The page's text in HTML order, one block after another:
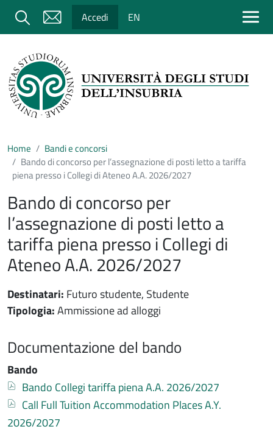
Salta al contenuto principale
Cerca Accedi EN
Home
Bandi e concorsi
Bando di concorso per l’assegnazione di posti letto a tariffa
piena presso i Collegi di Ateneo A.A. 2026/2027
Bando di concorso per
l’assegnazione di posti letto a
tariffa piena presso i Collegi di
Ateneo A.A. 2026/2027
Destinatari: Futuro studente, Studente
Tipologia:Ammissione ad alloggi
Documentazione del bando
Bando
Documento
Bando Collegi tariffa piena A.A. 2026/2027
Documento
Call Full Tuition Accommodation Places A.Y.
2026/2027